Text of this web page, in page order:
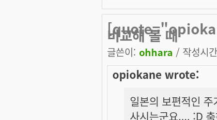
비교해 볼 때
글쓴이: ohhara / 작성시
opiokane wrote:
일본의 보편적인
사시는군요.... :D